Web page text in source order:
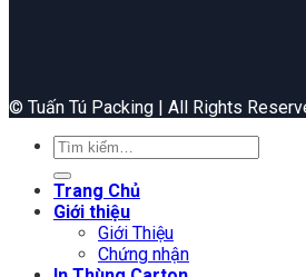
©️ Tuấn Tú Packing | All Rights
Tìm
kiếm:
Trang Chủ
Giới thiệu
Giới Thiệu
Chứng nhận